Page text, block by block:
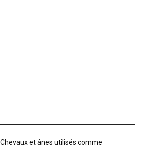
Chevaux et ânes utilisés comme